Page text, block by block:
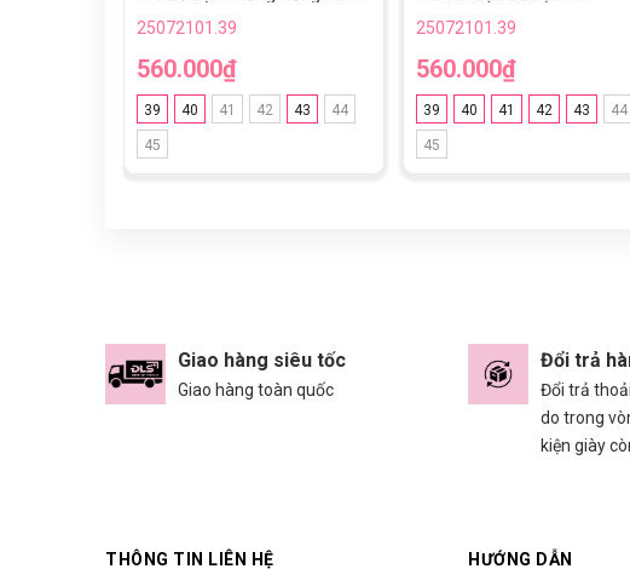
Navy TF
25072101.39
560.000₫
39 40 41 42 43 44
45
25072101.39
560.000₫
39 40 41 42 43 44
45
Giao hàng siêu tốc
Giao hàng toàn quốc
Đổi trả
Đổi trả
do trong
kiện giày
THÔNG TIN LIÊN HỆ HƯỚNG DẪN